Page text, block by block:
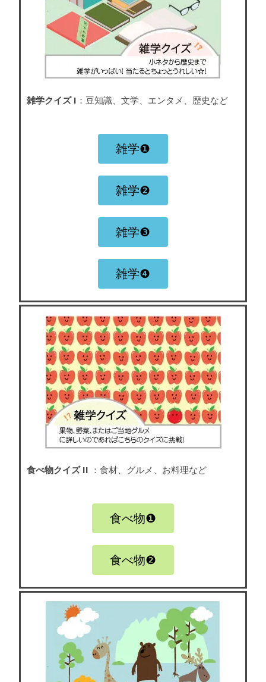
雑学クイズ I ：豆知識、文学、エンタメ、歴史など
雑学❶
雑学❷
雑学❸
雑学❹
食べ物クイズ II ：食材、グルメ、お料理など
食べ物❶
食べ物❷